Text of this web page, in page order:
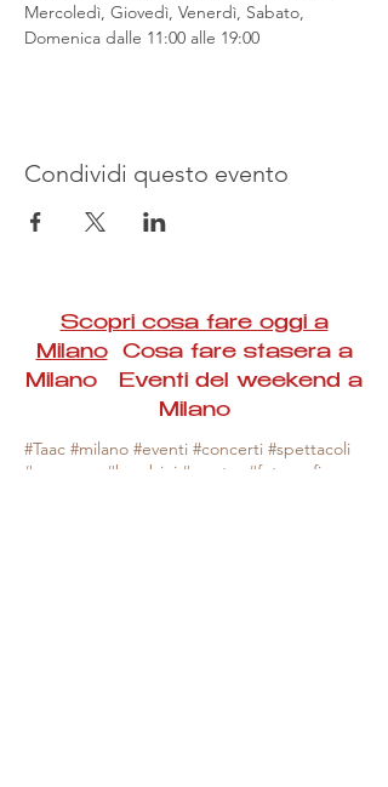
Mercoledì, Giovedì, Venerdì, Sabato,
Domenica dalle 11:00 alle 19:00
Condividi questo evento
Scopri cosa fare oggi a
MilanoCosa fare stasera a
Milano Eventi del weekend a
Milano
#Taac #milano #eventi #concerti #spettacoli
#rassegne #bambini #mostre #fotografia